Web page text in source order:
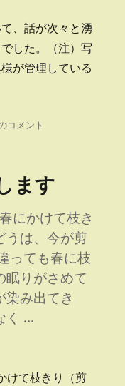
、話が次々と湧
した。（注）写
が管理している
コメント
ます
にかけて枝き
うは、今が剪
っても春に枝
眠りがさめて
染み出てき
く …
けて枝きり（剪